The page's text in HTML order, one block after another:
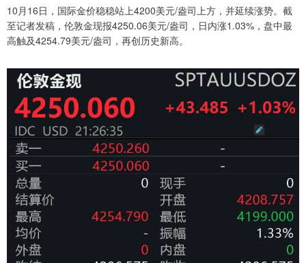
10月16日，国际金价稳稳站上4200美元/盎司上方，并延续涨势。截
至记者发稿，伦敦金现报4250.06美元/盎司，日内涨1.03%，盘中最
高触及4254.79美元/盎司，再创历史新高。